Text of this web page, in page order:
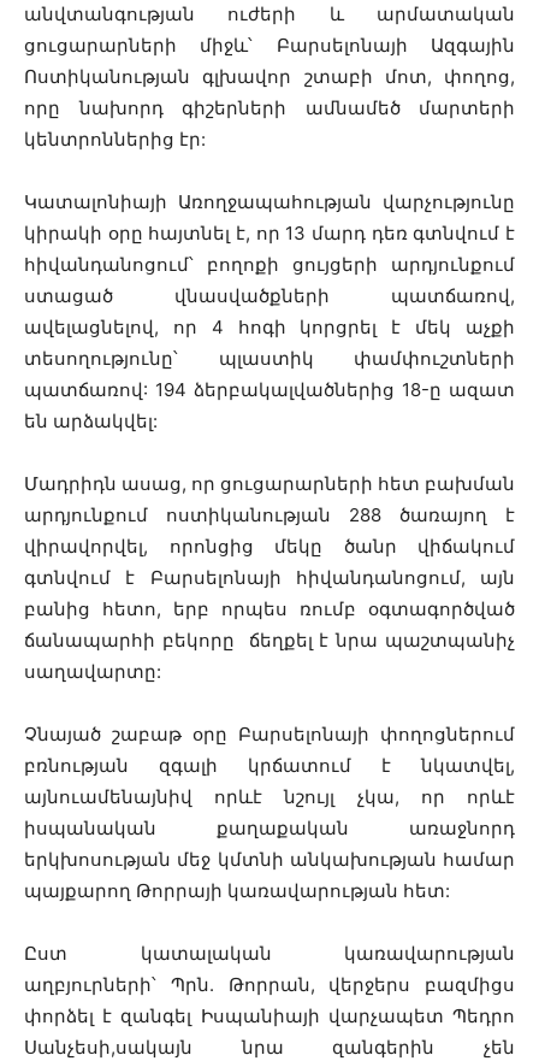
անվտանգության ուժերի և արմատական
ցուցարարների միջև՝ Բարսելոնայի Ազգային
Ոստիկանության գլխավոր շտաբի մոտ, փողոց,
որը նախորդ գիշերների ամնամեծ մարտերի
կենտրոններից էր:
Կատալոնիայի Առողջապահության վարչությունը
կիրակի օրը հայտնել է, որ 13 մարդ դեռ գտնվում է
հիվանդանոցում՝ բողոքի ցույցերի արդյունքում
ստացած վնասվածքների պատճառով,
ավելացնելով, որ 4 հոգի կորցրել է մեկ աչքի
տեսողությունը՝ պլաստիկ փամփուշտների
պատճառով: 194 ձերբակալվածներից 18-ը ազատ
են արձակվել:
Մադրիդն ասաց, որ ցուցարարների հետ բախման
արդյունքում ոստիկանության 288 ծառայող է
վիրավորվել, որոնցից մեկը ծանր վիճակում
գտնվում է Բարսելոնայի հիվանդանոցում, այն
բանից հետո, երբ որպես ռումբ օգտագործված
ճանապարհի բեկորը ճեղքել է նրա պաշտպանիչ
սաղավարտը:
Չնայած շաբաթ օրը Բարսելոնայի փողոցներում
բռնության զգալի կրճատում է նկատվել,
այնուամենայնիվ որևէ նշույլ չկա, որ որևէ
իսպանական քաղաքական առաջնորդ
երկխոսության մեջ կմտնի անկախության համար
պայքարող Թորրայի կառավարության հետ:
Ըստ կատալական կառավարության
աղբյուրների՝ Պրն. Թորրան, վերջերս բազմիցս
փորձել է զանգել Իսպանիայի վարչապետ Պեդրո
Սանչեսի,սակայն նրա զանգերին չեն